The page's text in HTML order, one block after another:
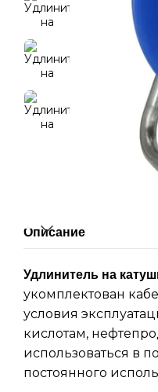
Описание
Удлинитель на
укомплектован
условия
кислотам,
использоваться в
постоянного